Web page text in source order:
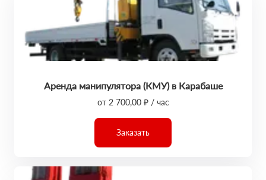
Аренда манипулятора (КМУ) в Карабаше
от 2 700,00 ₽ / час
Заказать